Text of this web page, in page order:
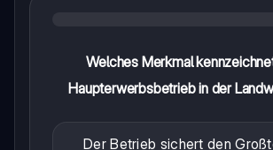
Welches Merkmal
Haupterwerbsbetrieb in der
Der Betrieb sichert den